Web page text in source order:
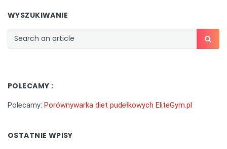
WYSZUKIWANIE
POLECAMY :
Polecamy: Porównywarka diet pudełkowych EliteGym.pl
OSTATNIE WPISY